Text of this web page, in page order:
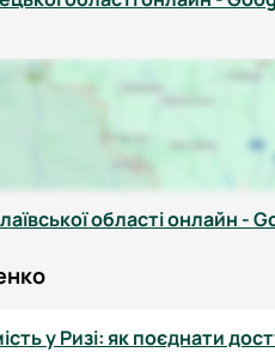
області онлайн -
у Ризі: як поєднати